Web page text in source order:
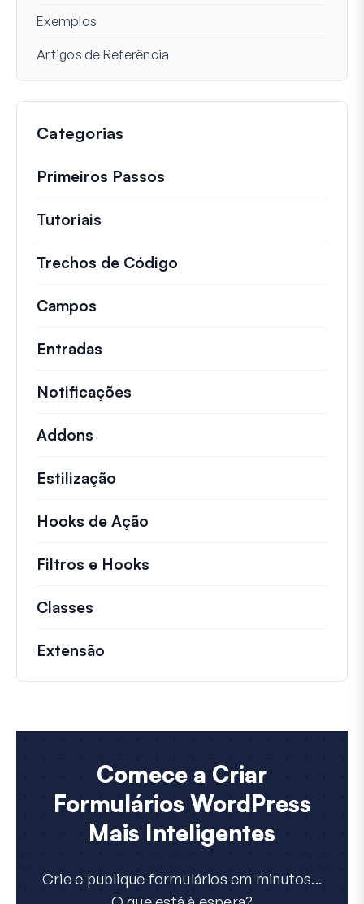
Exemplos
Artigos de Referência
Categorias
Primeiros Passos
Tutoriais
Trechos de Código
Campos
Entradas
Notificações
Addons
Estilização
Hooks de Ação
Filtros e Hooks
Classes
Extensão
Comece a Criar
Formulários WordPress
Mais Inteligentes
Crie e publique formulários em minutos...